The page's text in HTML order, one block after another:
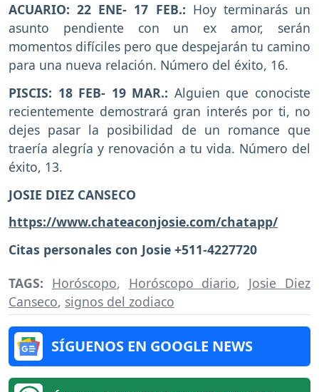
ACUARIO: 22 ENE- 17 FEB.: Hoy terminarás un
asunto pendiente con un ex amor, serán
momentos difíciles pero que despejarán tu camino
para una nueva relación. Número del éxito, 16.
PISCIS: 18 FEB- 19 MAR.: Alguien que conociste
recientemente demostrará gran interés por ti, no
dejes pasar la posibilidad de un romance que
traería alegría y renovación a tu vida. Número del
éxito, 13.
JOSIE DIEZ CANSECO
https://www.chateaconjosie.com/chatapp/
Citas personales con Josie +511-4227720
TAGS: Horóscopo, Horóscopo diario, Josie Diez
Canseco, signos del zodiaco
SÍGUENOS EN GOOGLE NEWS